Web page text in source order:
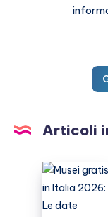
Articoli
Musei
gratis
in